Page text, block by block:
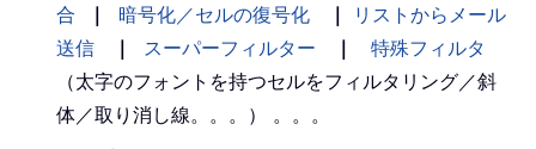
合
｜ 暗号化／セルの復号化 ｜
リストからメール
送信
｜ スーパーフィルター ｜
特殊フィルタ
（太字のフォントを持つセルをフィルタリング／斜
体／取り消し線。。。） 。。。